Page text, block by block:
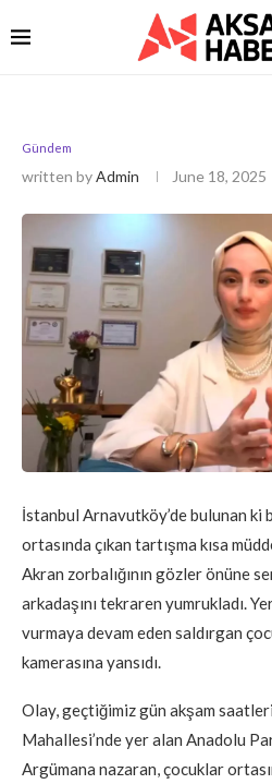
Gündem
written byAdmin June 18, 2025
İstanbul Arnavutköy’de bulunan ki
ortasında çıkan tartışma kısa
Akran zorbalığının gözler önüne
arkadaşını tekraren yumrukladı.
vurmaya devam eden saldırgan
kamerasına yansıdı.
Olay, geçtiğimiz gün akşam
Mahallesi’nde yer alan Anadolu
Argümana nazaran, çocuklar